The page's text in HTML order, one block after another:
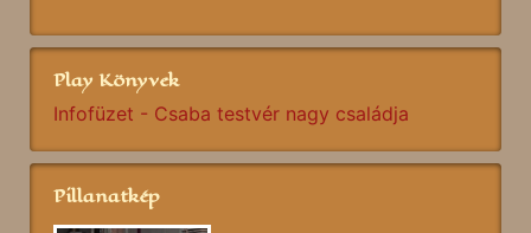
Play Könyvek
Infofüzet - Csaba testvér nagy családja
Pillanatkép